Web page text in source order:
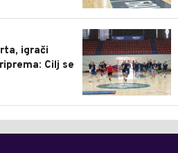
0
igrači
Cilj se